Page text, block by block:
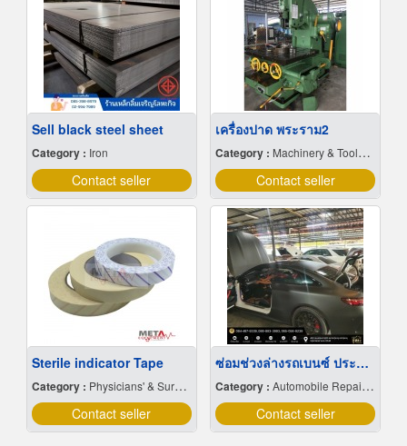
Sell black steel sheet
Category : Iron
Contact seller
เครื่องปาด พระราม2
Category : Machinery & Tools-New
Contact seller
Sterile indicator Tape
Category : Physicians' & Surgeons' Equipment & Supplies
Contact seller
ซ่อมช่วงล่างรถเบนซ์ ประชาอุทิศ
Category : Automobile Repairing & Service
Contact seller